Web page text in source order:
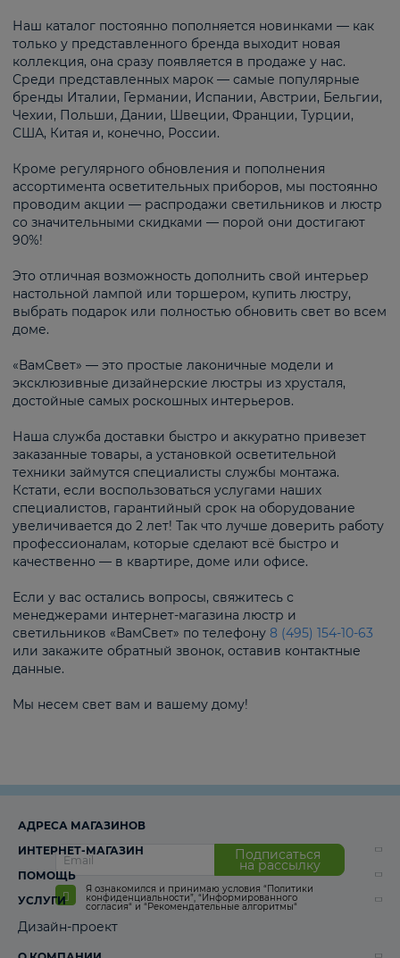
Наш каталог постоянно пополняется новинками — как
только у представленного бренда выходит новая
коллекция, она сразу появляется в продаже у нас.
Среди представленных марок — самые популярные
бренды Италии, Германии, Испании, Австрии, Бельгии,
Чехии, Польши, Дании, Швеции, Франции, Турции,
США, Китая и, конечно, России.
Кроме регулярного обновления и пополнения
ассортимента осветительных приборов, мы постоянно
проводим акции — распродажи светильников и люстр
со значительными скидками — порой они достигают
90%!
Это отличная возможность дополнить свой интерьер
настольной лампой или торшером, купить люстру,
выбрать подарок или полностью обновить свет во всем
доме.
«ВамСвет» — это простые лаконичные модели и
эксклюзивные дизайнерские люстры из хрусталя,
достойные самых роскошных интерьеров.
Наша служба доставки быстро и аккуратно привезет
заказанные товары, а установкой осветительной
техники займутся специалисты службы монтажа.
Кстати, если воспользоваться услугами наших
специалистов, гарантийный срок на оборудование
увеличивается до 2 лет! Так что лучше доверить работу
профессионалам, которые сделают всё быстро и
качественно — в квартире, доме или офисе.
Если у вас остались вопросы, свяжитесь с
менеджерами интернет-магазина люстр и
светильников «ВамСвет» по телефону 8 (495) 154-10-63
или закажите обратный звонок, оставив контактные
данные.
Мы несем свет вам и вашему дому!
Подписаться
на рассылку
Я ознакомился и принимаю условия “Политики
конфиденциальности”, “Информированного
согласия“ и “Рекомендательные алгоритмы“
АДРЕСА МАГАЗИНОВ
ИНТЕРНЕТ-МАГАЗИН
ПОМОЩЬ
УСЛУГИ
Дизайн-проект